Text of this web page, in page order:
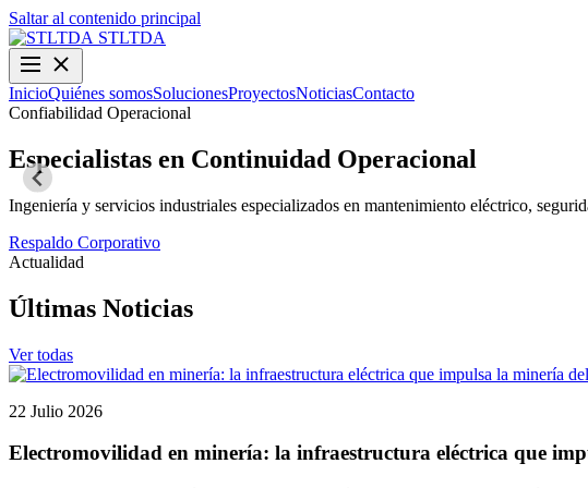
Saltar al contenido principal
STLTDA
InicioQuiénes somosSolucionesProyectosNoticiasContacto
Confiabilidad Operacional
Especialistas en Continuidad Operacional
Ingeniería y servicios industriales especializados en mantenimiento eléctrico,
Respaldo Corporativo
Actualidad
Últimas Noticias
Ver todas
22 Julio 2026
Electromovilidad en minería: la infraestructura eléctrica que